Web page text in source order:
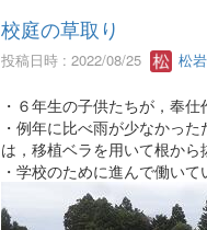
校庭の草取り
投稿日時 : 2022/08/25 松
・６年生の子供たちが，奉
・例年に比べ雨が少なかっ
は，移植ベラを用いて根から
・学校のために進んで働い